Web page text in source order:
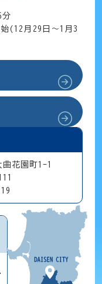
分
(12月29日～1月3
花園町1-1